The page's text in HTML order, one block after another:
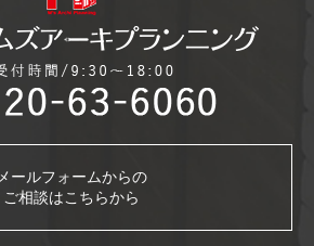
メールフォームからの
ご相談はこちらから